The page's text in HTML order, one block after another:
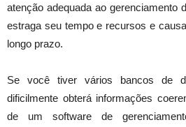
atenção adequada ao gerenciamento
estraga seu tempo e recursos e
longo prazo.
Se você tiver vários bancos de
dificilmente obterá informações
de um software de